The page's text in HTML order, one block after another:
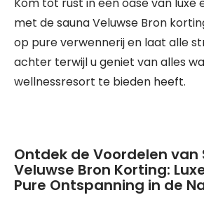
met de sauna Veluwse Bron
op pure verwennerij en laat alle
achter terwijl u geniet van alles
wellnessresort te bieden heeft.
Ontdek de Voordelen van
Veluwse Bron Korting:
Pure Ontspanning in de